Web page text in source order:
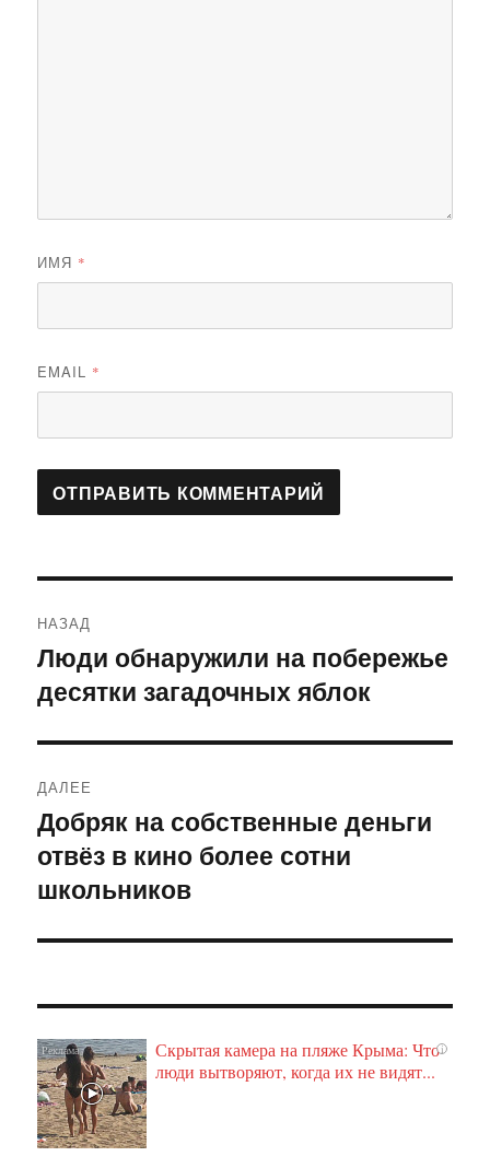
ИМЯ *
EMAIL *
по
записям
НАЗАД
Предыдущая
запись:
Люди обнаружили на побережье
десятки загадочных яблок
ДАЛЕЕ
Следующая
запись:
Добряк на собственные деньги
отвёз в кино более сотни
школьников
i
Скрытая камера на пляже Крыма: Что
люди вытворяют, когда их не видят...